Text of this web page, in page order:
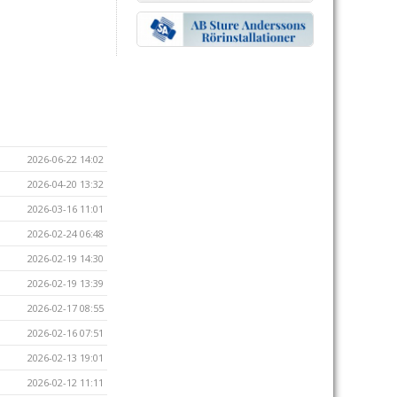
2026-06-22 14:02
2026-04-20 13:32
2026-03-16 11:01
2026-02-24 06:48
2026-02-19 14:30
2026-02-19 13:39
2026-02-17 08:55
2026-02-16 07:51
2026-02-13 19:01
2026-02-12 11:11